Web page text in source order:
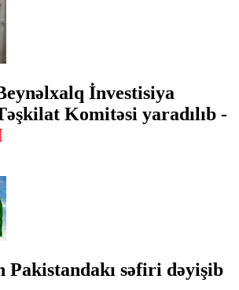
İnvestisiya
Komitəsi yaradılıb -
Pakistandakı səfiri dəyişib